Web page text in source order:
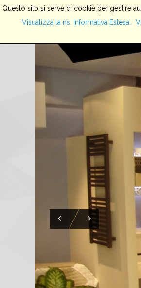
Questo sito si serve di cookie per gestire
Visualizza la ns. Informativa Estesa.